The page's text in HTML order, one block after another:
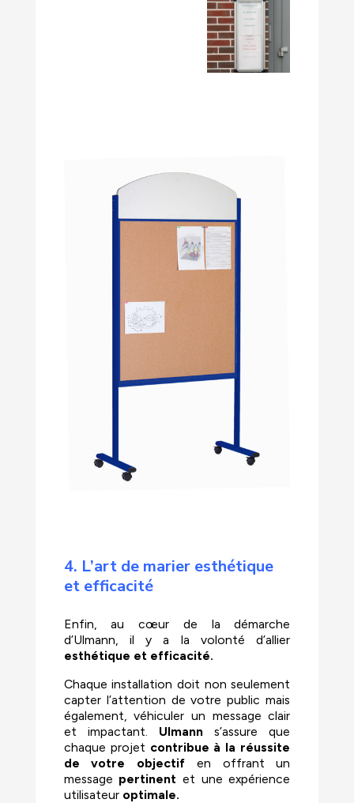
4. L’art de marier esthétique
et efficacité
Enfin, au cœur de la démarche
d’Ulmann, il y a la volonté d’allier
esthétique et efficacité.
Chaque installation doit non seulement
capter l’attention de votre public mais
également, véhiculer un message clair
et impactant. Ulmann s’assure que
chaque projet contribue à la réussite
de votre objectif en offrant un
message pertinent et une expérience
utilisateur optimale.